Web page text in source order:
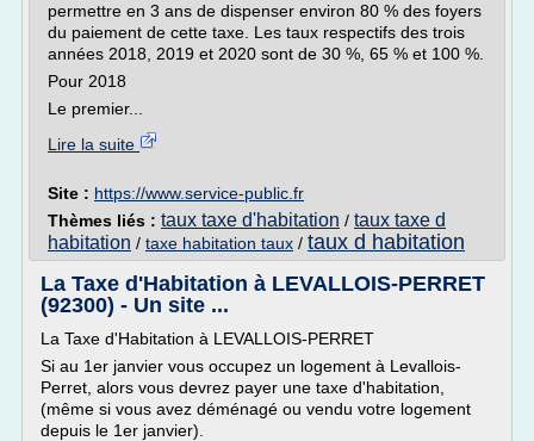
permettre en 3 ans de dispenser environ 80 % des foyers
du paiement de cette taxe. Les taux respectifs des trois
années 2018, 2019 et 2020 sont de 30 %, 65 % et 100 %.
Pour 2018
Le premier...
Lire la suite
Site : https://www.service-public.fr
Thèmes liés : taux taxe d'habitation / taux taxe d
habitation / taxe habitation taux / taux d habitation
La Taxe d'Habitation à LEVALLOIS-PERRET
(92300) - Un site ...
La Taxe d'Habitation à LEVALLOIS-PERRET
Si au 1er janvier vous occupez un logement à Levallois-
Perret, alors vous devrez payer une taxe d'habitation,
(même si vous avez déménagé ou vendu votre logement
depuis le 1er janvier).